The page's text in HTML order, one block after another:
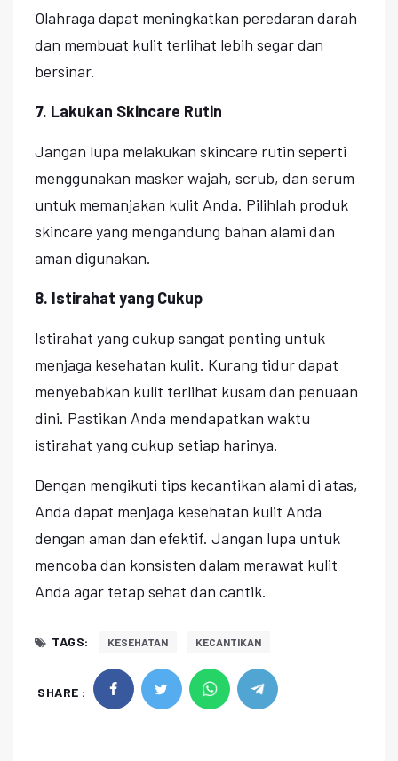
Olahraga dapat meningkatkan peredaran darah
dan membuat kulit terlihat lebih segar dan
bersinar.
7. Lakukan Skincare Rutin
Jangan lupa melakukan skincare rutin seperti
menggunakan masker wajah, scrub, dan serum
untuk memanjakan kulit Anda. Pilihlah produk
skincare yang mengandung bahan alami dan
aman digunakan.
8. Istirahat yang Cukup
Istirahat yang cukup sangat penting untuk
menjaga kesehatan kulit. Kurang tidur dapat
menyebabkan kulit terlihat kusam dan penuaan
dini. Pastikan Anda mendapatkan waktu
istirahat yang cukup setiap harinya.
Dengan mengikuti tips kecantikan alami di atas,
Anda dapat menjaga kesehatan kulit Anda
dengan aman dan efektif. Jangan lupa untuk
mencoba dan konsisten dalam merawat kulit
Anda agar tetap sehat dan cantik.
TAGS: KESEHATAN KECANTIKAN
SHARE :